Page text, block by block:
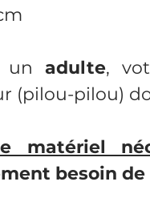
un adulte,
(pilou-pilou)
matériel
besoin de